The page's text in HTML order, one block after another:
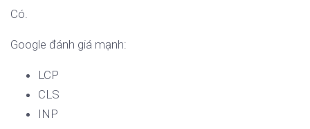
Có.
Google đánh giá mạnh:
LCP
CLS
INP